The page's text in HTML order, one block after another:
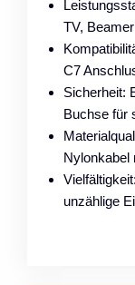
TV,
C7
Sicherheit:
Buchse für
Nylonkabel
unzählige